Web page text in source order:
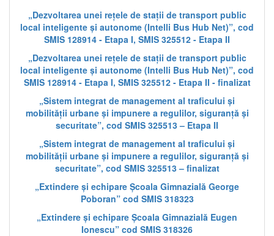
„Dezvoltarea unei rețele de stații de transport public
local inteligente și autonome (Intelli Bus Hub Net)”, cod
SMIS 128914 - Etapa I, SMIS 325512 - Etapa II
„Dezvoltarea unei rețele de stații de transport public
local inteligente și autonome (Intelli Bus Hub Net)”, cod
SMIS 128914 - Etapa I, SMIS 325512 - Etapa II - finalizat
„Sistem integrat de management al traficului și
mobilității urbane și impunere a regulilor, siguranță și
securitate”, cod SMIS 325513 – Etapa II
„Sistem integrat de management al traficului și
mobilității urbane și impunere a regulilor, siguranță și
securitate”, cod SMIS 325513 – finalizat
„Extindere și echipare Școala Gimnazială George
Poboran” cod SMIS 318323
„Extindere și echipare Școala Gimnazială Eugen
Ionescu” cod SMIS 318326